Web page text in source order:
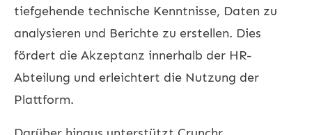
tiefgehende technische Kenntnisse, Daten zu
analysieren und Berichte zu erstellen. Dies
fördert die Akzeptanz innerhalb der HR-
Abteilung und erleichtert die Nutzung der
Plattform.